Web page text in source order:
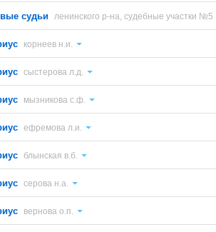
судьи ленинского р-на, судебные участки №5
корнеев н.и.
сыстерова л.д.
мызникова с.ф.
ефремова л.и.
блынская в.б.
серова н.а.
вернова о.п.